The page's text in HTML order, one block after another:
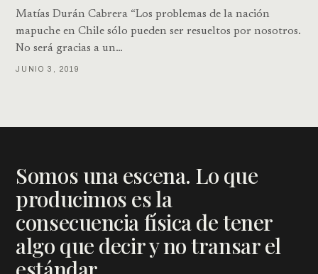
Matías Durán Cabrera “Los problemas de la nación
mapuche en Chile sólo pueden ser resueltos por nosotros.
No será gracias a un…
JUNIO 3, 2019
Somos una escena. Lo que
producimos es la
consecuencia física de tener
algo que decir y no transar el